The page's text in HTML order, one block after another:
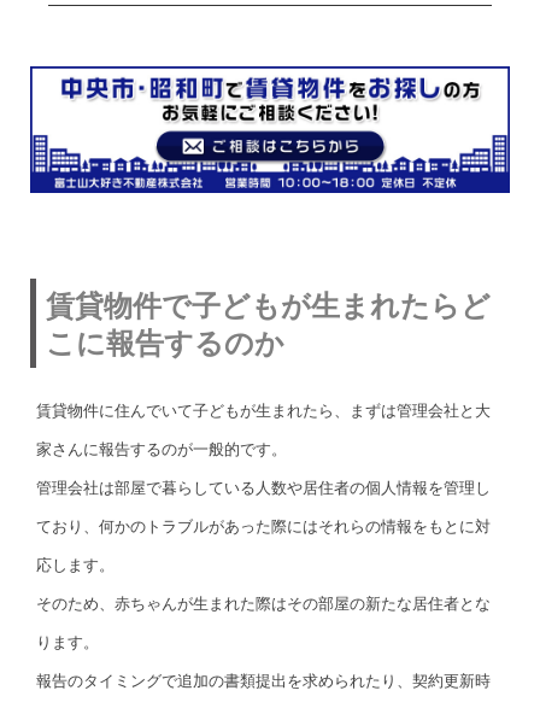
賃貸物件で子どもが生まれたらど
こに報告するのか
賃貸物件に住んでいて子どもが生まれたら、まずは管理会社と大
家さんに報告するのが一般的です。
管理会社は部屋で暮らしている人数や居住者の個人情報を管理し
ており、何かのトラブルがあった際にはそれらの情報をもとに対
応します。
そのため、赤ちゃんが生まれた際はその部屋の新たな居住者とな
ります。
報告のタイミングで追加の書類提出を求められたり、契約更新時